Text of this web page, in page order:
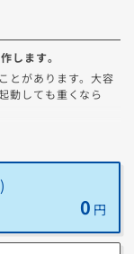
安定した動作になり
します。
とがあります。大容
動しても重くなら
0 円